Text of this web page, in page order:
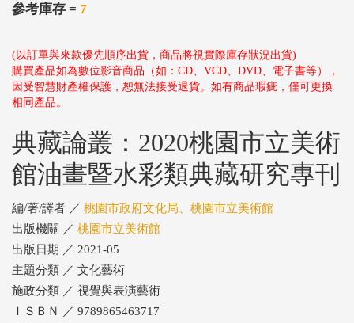
參考庫存 = 7
(以訂單與來款優先順序出貨，商品將視實際庫存狀況出貨)
購買產品如為數位影音商品（如：CD、VCD、DVD、電子書等），
因受智慧財產權保護，恕無法接受退貨。如有商品瑕疵，僅可更換
相同產品。
典藏論叢：2020桃園市立美術
館油畫暨水彩類典藏研究專刊
編/著/譯者 ／ 桃園市政府文化局、桃園市立美術館
出版機關 ／ 桃園市立美術館
出版日期 ／ 2021-05
主題分類 ／ 文化藝術
施政分類 ／ 視覺與表演藝術
ＩＳＢＮ ／ 9789865463717